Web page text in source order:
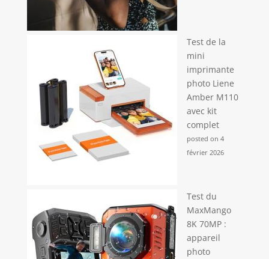
Test de la
mini
imprimante
photo Liene
Amber M110
avec kit
complet
posted on 4
février 2026
Test du
MaxMango
8K 70MP :
appareil
photo